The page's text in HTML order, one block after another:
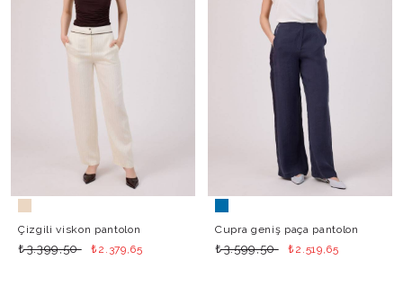
Çizgili viskon pantolon
₺3.399,50 ₺2.379,65
Cupra geniş paça pantolon
₺3.599,50 ₺2.519,65